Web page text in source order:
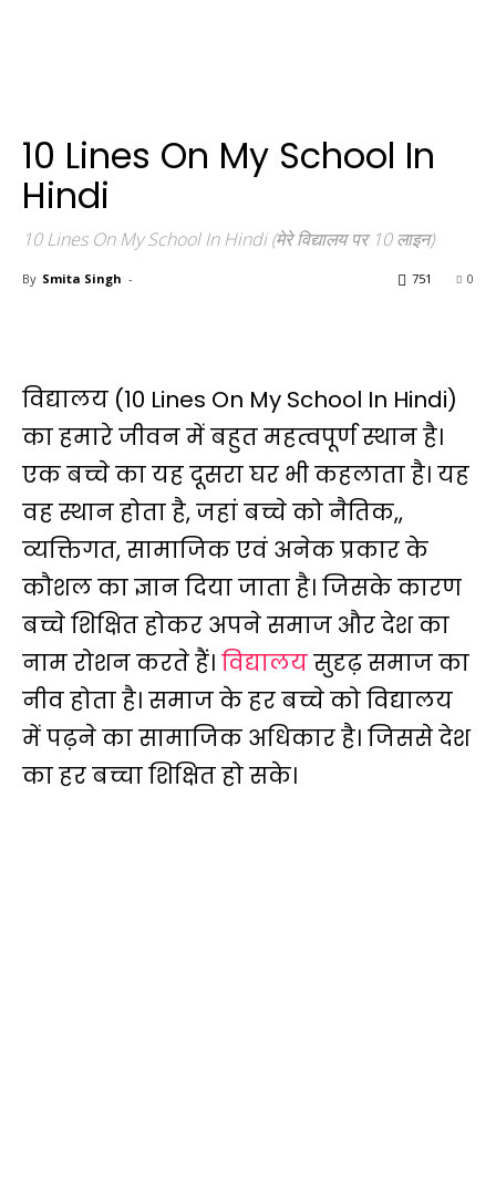
10 Lines On My School In
Hindi
10 Lines On My School In Hindi (मेरे विद्यालय पर 10 लाइन)
By Smita Singh - 0
751
विद्यालय (10 Lines On My School In Hindi)
का हमारे जीवन में बहुत महत्वपूर्ण स्थान है।
एक बच्चे का यह दूसरा घर भी कहलाता है। यह
वह स्थान होता है, जहां बच्चे को नैतिक,,
व्यक्तिगत, सामाजिक एवं अनेक प्रकार के
कौशल का ज्ञान दिया जाता है। जिसके कारण
बच्चे शिक्षित होकर अपने समाज और देश का
नाम रोशन करते हैं। विद्यालयसुदृढ़ समाज का
नीव होता है। समाज के हर बच्चे को विद्यालय
में पढ़ने का सामाजिक अधिकार है। जिससे देश
का हर बच्चा शिक्षित हो सके।